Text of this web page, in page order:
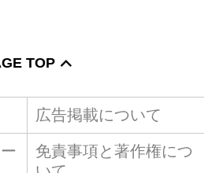
TOP
広告掲載について
免責事項と著作権につ